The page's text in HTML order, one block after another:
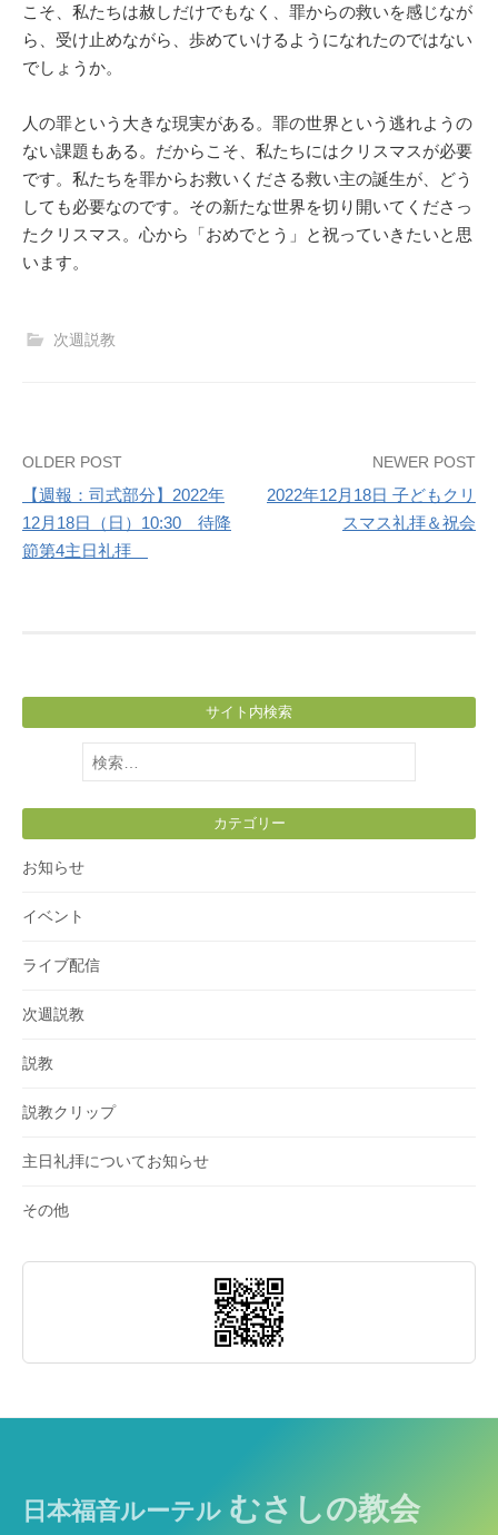
こそ、私たちは赦しだけでもなく、罪からの救いを感じなが
ら、受け止めながら、歩めていけるようになれたのではない
でしょうか。
人の罪という大きな現実がある。罪の世界という逃れようの
ない課題もある。だからこそ、私たちにはクリスマスが必要
です。私たちを罪からお救いくださる救い主の誕生が、どう
しても必要なのです。その新たな世界を切り開いてくださっ
たクリスマス。心から「おめでとう」と祝っていきたいと思
います。
次週説教
Post
navigation
OLDER POST
【週報：司式部分】2022年
12月18日（日）10:30 待降
節第4主日礼拝
NEWER POST
2022年12月18日 子どもクリ
スマス礼拝＆祝会
サイト内検索
検
索:
カテゴリー
お知らせ
イベント
ライブ配信
次週説教
説教
説教クリップ
主日礼拝についてお知らせ
その他
日本福音ルーテル むさしの教会